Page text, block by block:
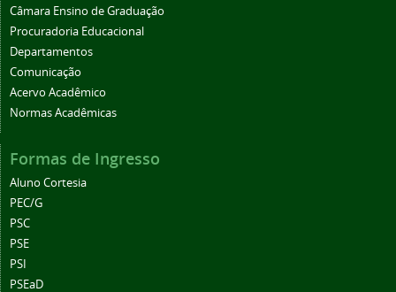
Câmara Ensino de Graduação
Procuradoria Educacional
Departamentos
Comunicação
Acervo Acadêmico
Normas Acadêmicas
Formas de Ingresso
Aluno Cortesia
PEC/G
PSC
PSE
PSI
PSEaD